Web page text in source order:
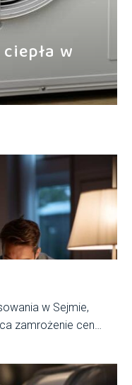
w
w Sejmie,
zamrożenie cen
na dotychczasowym
w finansowaniu